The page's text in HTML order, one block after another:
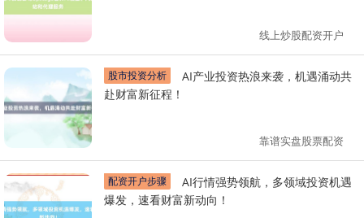
线上炒股配资开户
股市投资分析
赴财富新征程！
靠谱实盘股票配资
配资开户步骤
爆发，速看财富新动向！